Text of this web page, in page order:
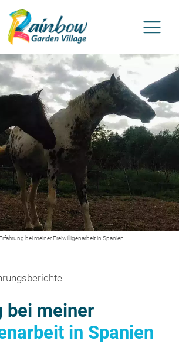
bei meiner Freiwilligenarbeit in Spanien
bei meiner
in Spanien